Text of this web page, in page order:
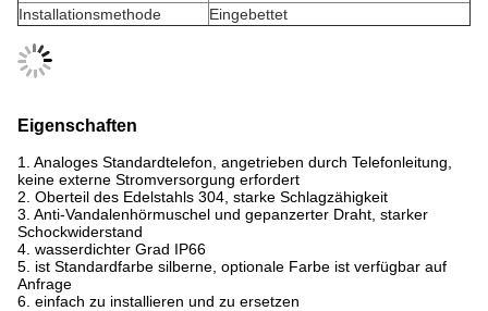
Installationsmethode
Eingebettet
Eigenschaften
1. Analoges Standardtelefon, angetrieben durch Telefonleitung,
keine externe Stromversorgung erfordert
2. Oberteil des Edelstahls 304, starke Schlagzähigkeit
3. Anti-Vandalenhörmuschel und gepanzerter Draht, starker
Schockwiderstand
4. wasserdichter Grad IP66
5. ist Standardfarbe silberne, optionale Farbe ist verfügbar auf
Anfrage
6. einfach zu installieren und zu ersetzen